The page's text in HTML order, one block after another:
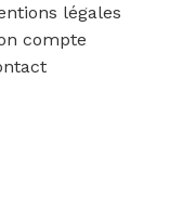
légales
compte